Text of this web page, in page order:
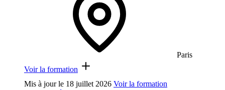
Paris
Voir la formation
Mis à jour le 18 juillet 2026 Voir la formation